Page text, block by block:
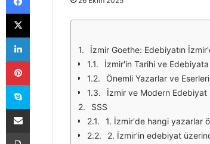
İzmir Goethe: Edebiyatın
İzmir'in Tarihi ve
Önemli Yazarlar ve Eserleri
İzmir ve Modern Edebiyat
SSS
1. İzmir'de hangi yazarlar
2. İzmir'in edebiyat
X
LinkedIn
Pinterest
Skype
E-Posta ile paylaş